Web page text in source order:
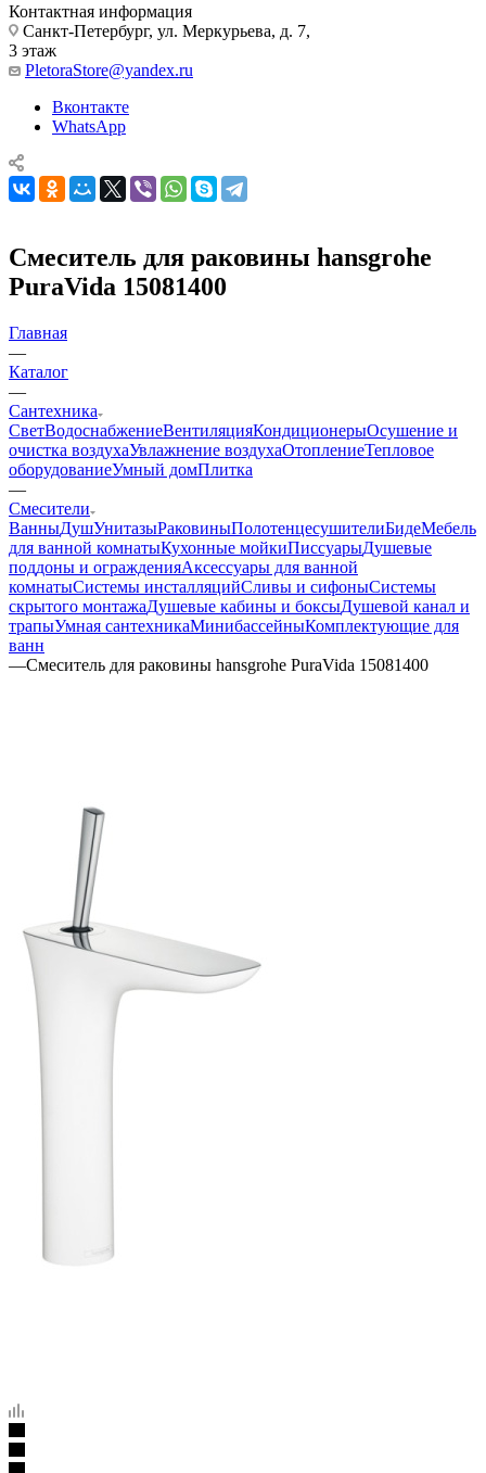
Контактная информация
Санкт-Петербург, ул. Меркурьева, д. 7,
3 этаж
PletoraStore@yandex.ru
Вконтакте
WhatsApp
Смеситель для раковины hansgrohe
PuraVida 15081400
Главная
—
Каталог
—
Сантехника
СветВодоснабжениеВентиляцияКондиционерыОсушение и
очистка воздухаУвлажнение воздухаОтоплениеТепловое
оборудованиеУмный домПлитка
—
Смесители
ВанныДушУнитазыРаковиныПолотенцесушителиБидеМебель
для ванной комнатыКухонные мойкиПиссуарыДушевые
поддоны и огражденияАксессуары для ванной
комнатыСистемы инсталляцийСливы и сифоныСистемы
скрытого монтажаДушевые кабины и боксыДушевой канал и
трапыУмная сантехникаМинибассейныКомплектующие для
ванн
—Смеситель для раковины hansgrohe PuraVida 15081400